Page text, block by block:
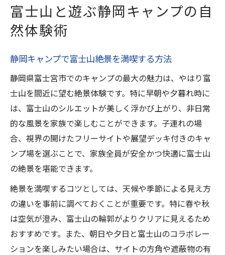
富士山と遊ぶ静岡キャンプの自
然体験術
静岡キャンプで富士山絶景を満喫する方法
静岡県富士宮市でのキャンプの最大の魅力は、やはり富
士山を間近に望む絶景体験です。特に早朝や夕暮れ時に
は、富士山のシルエットが美しく浮かび上がり、非日常
的な風景を家族で楽しむことができます。子連れの場
合、視界の開けたフリーサイトや展望デッキ付きのキャ
ンプ場を選ぶことで、家族全員が安全かつ快適に富士山
の絶景を堪能できます。
絶景を満喫するコツとしては、天候や季節による見え方
の違いを事前に調べておくことが重要です。特に春や秋
は空気が澄み、富士山の輪郭がよりクリアに見えるため
おすすめです。また、朝日や夕日と富士山のコラボレー
ションを楽しみたい場合は、サイトの方角や遮蔽物の有